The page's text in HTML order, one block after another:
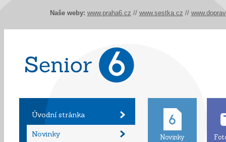
Úvodní stránka
Novinky Novinky
Naše weby: www.praha6.cz // www.sestka.cz //